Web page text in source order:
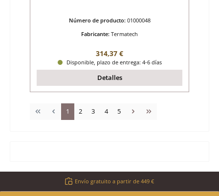
Número de producto: 01000048
Fabricante: Termatech
Precio normal:
314,37 €
Disponible, plazo de entrega: 4-6 días
Detalles
Página
1 Página
2 Página
3 Página
4 Página
5
Envío gratuito a partir de 449 €